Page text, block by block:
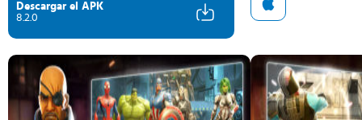
Descargar el APK
8.2.0